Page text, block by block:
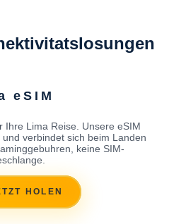
eSIM
Ihre Lima Reise. Unsere eSIM
verbindet sich beim Landen
keine SIM-
HOLEN